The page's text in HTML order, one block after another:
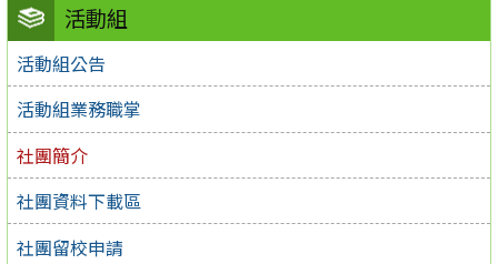
活動組
活動組公告
活動組業務職掌
社團簡介
社團資料下載區
社團留校申請